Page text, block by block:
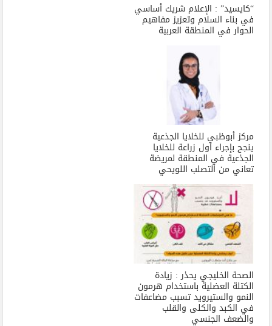
“كايسيد” : الإعلام شريك أساسي
في بناء السلام وتعزيز مفاهيم
الحوار في المنطقة العربية
مركز أبوظبي للخلايا الجذعية
ينجح بإجراء أول زراعة للخلايا
الجذعية في المنطقة لمريضة
تعاني من التصلب اللويحي
الصحة الخليجي يحذر : زيادة
الكتلة العضلية باستخدام هرمون
النمو والستيرويد تسبب مضاعفات
في الكبد والكلى والقلب
والضعف الجنسي